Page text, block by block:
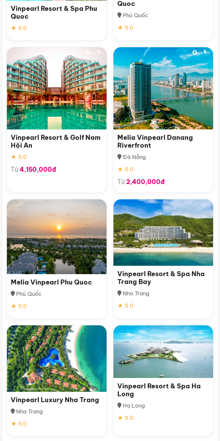
Vinpearl Resort & Spa Phu
Quoc
★ 5.0
Quoc
Phú Quốc
★ 5.0
Vinpearl Resort & Golf Nam
Hội An
★ 5.0
Từ4,150,000đ
Melia Vinpearl Danang
Riverfront
Đà Nẵng
★ 5.0
Từ2,400,000đ
Melia Vinpearl Phu Quoc
Phú Quốc
★ 5.0
Vinpearl Resort & Spa Nha
Trang Bay
Nha Trang
★ 5.0
Vinpearl Luxury Nha Trang
Nha Trang
★ 5.0
Vinpearl Resort & Spa Ha
Long
Hạ Long
★ 5.0